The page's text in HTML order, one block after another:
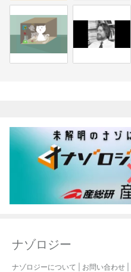
ナゾロジー
ナゾロジーについて お問い合わせ